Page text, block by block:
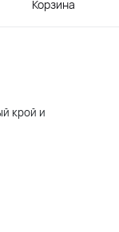
Корзина
крой и